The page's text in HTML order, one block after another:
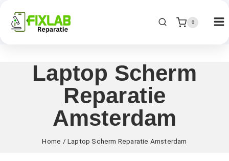
0
Laptop Scherm
Reparatie
Amsterdam
Home / Laptop Scherm Reparatie Amsterdam